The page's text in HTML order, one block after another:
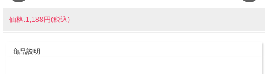
価格:1,188円(税込)
商品説明